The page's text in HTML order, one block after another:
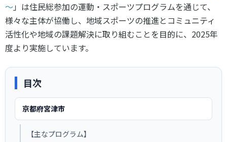
知る学ぶ
調査・研究
政策提言
子どものスポーツ
障害者スポーツ
スポーツによるまちづくり
～ 」は住民総参加の運動・スポーツプログラムを通じて、
様々な主体が協働し、地域スポーツの推進とコミュニティ
活性化や地域の課題解決に取り組むことを目的に、 2025年
度より実施しています。
目次
京都府宮津市
【主なプログラム】